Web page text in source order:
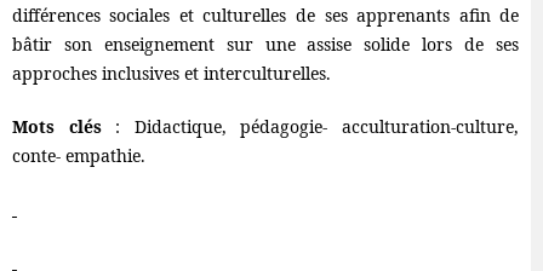
différences sociales et culturelles de ses apprenants afin de
bâtir son enseignement sur une assise solide lors de ses
approches inclusives et interculturelles.
Mots clés: Didactique, pédagogie- acculturation-culture,
conte- empathie.